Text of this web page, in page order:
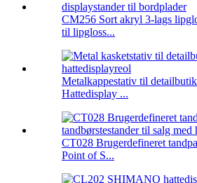
CM256 Sort akryl 3-lags
til lipgloss...
Metalkappestativ til
Hattedisplay ...
CT028 Brugerdefineret
Point of S...